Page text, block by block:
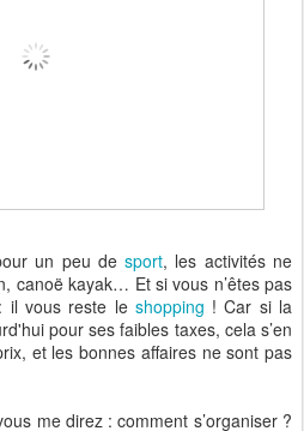
un peu desport, les activités ne
canoë kayak… Et si vous n’êtes pas
il vous reste le shopping ! Car si la
pour ses faibles taxes, cela s’en
et les bonnes affaires ne sont pas
me direz : comment s’organiser ?